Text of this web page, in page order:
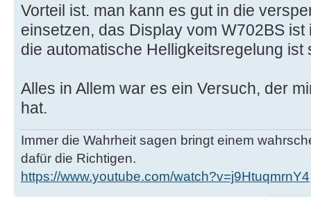
Vorteil ist. man kann es gut in die
einsetzen, das Display vom W702BS
die automatische Helligkeitsregelung ist
Alles in Allem war es ein Versuch, der
hat.
Immer die Wahrheit sagen bringt einem
dafür die Richtigen.
https://www.youtube.com/watch?v=j9HtuqmrnY4